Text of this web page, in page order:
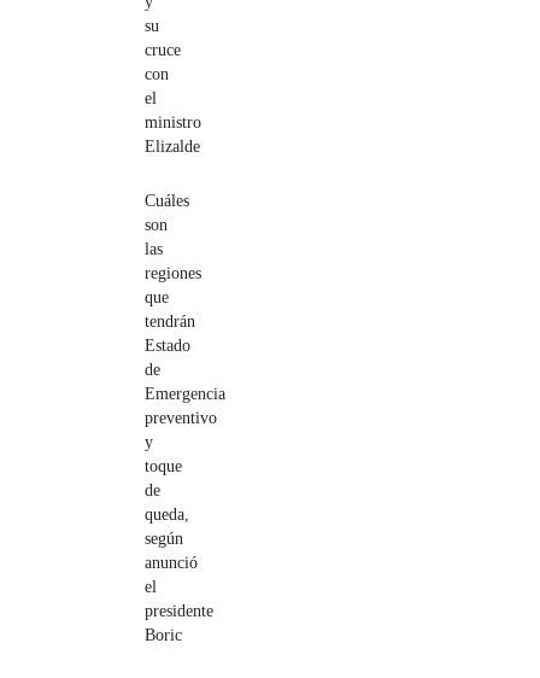
su
cruce
con
el
ministro
Elizalde
Cuáles
son
las
regiones
que
tendrán
Estado
de
Emergencia
preventivo
y
toque
de
queda,
según
anunció
el
presidente
Boric